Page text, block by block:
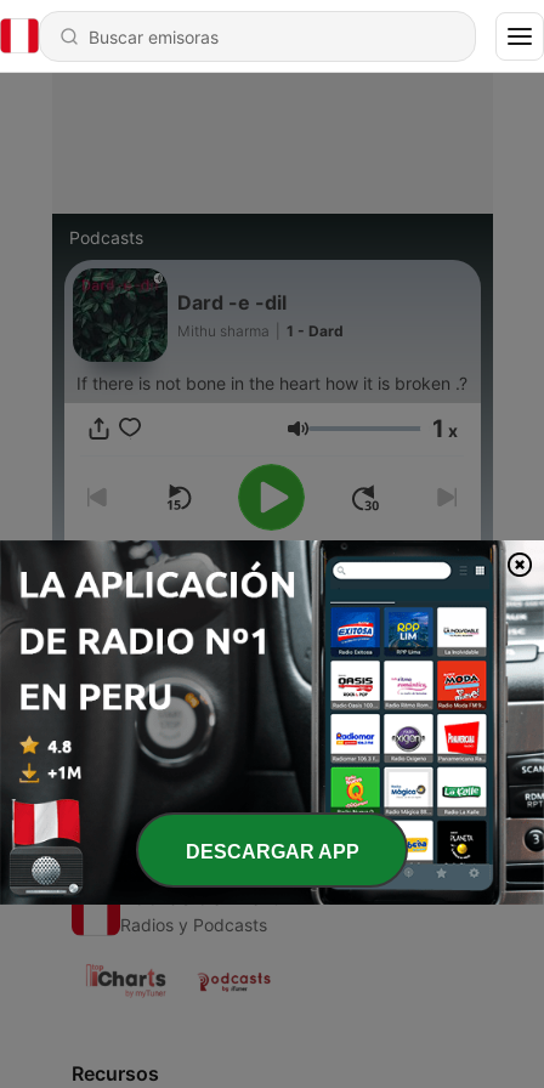
Podcasts
Dard -e -dil
Mithu sharma 1 - Dard
If there is not bone in the heart how it is broken .?
Volumen 1 x
00:00 00:00
Episodios
- Dard
20 sep. 2020
Radios y Podcasts
Recursos
DESCARGAR APP